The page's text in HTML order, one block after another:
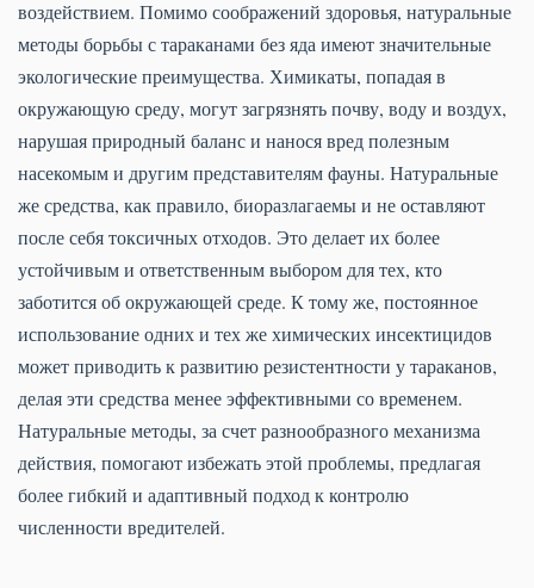
воздействием. Помимо соображений здоровья, натуральные
методы борьбы с тараканами без яда имеют значительные
экологические преимущества. Химикаты, попадая в
окружающую среду, могут загрязнять почву, воду и воздух,
нарушая природный баланс и нанося вред полезным
насекомым и другим представителям фауны. Натуральные
же средства, как правило, биоразлагаемы и не оставляют
после себя токсичных отходов. Это делает их более
устойчивым и ответственным выбором для тех, кто
заботится об окружающей среде. К тому же, постоянное
использование одних и тех же химических инсектицидов
может приводить к развитию резистентности у тараканов,
делая эти средства менее эффективными со временем.
Натуральные методы, за счет разнообразного механизма
действия, помогают избежать этой проблемы, предлагая
более гибкий и адаптивный подход к контролю
численности вредителей.